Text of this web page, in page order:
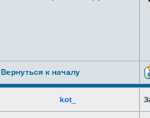
Вернуться к началу
kot_